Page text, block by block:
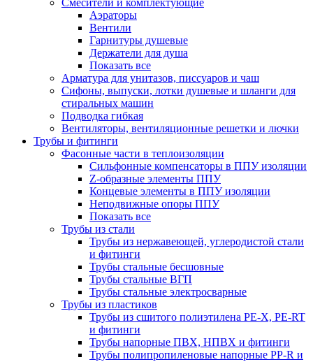
Смесители и комплектующие
Аэраторы
Вентили
Гарнитуры душевые
Держатели для душа
Показать все
Арматура для унитазов, писсуаров и чаш
Сифоны, выпуски, лотки душевые и шланги для
стиральных машин
Подводка гибкая
Вентиляторы, вентиляционные решетки и лючки
Трубы и фитинги
Фасонные части в теплоизоляции
Cильфонные компенсаторы в ППУ изоляции
Z-образные элементы ППУ
Концевые элементы в ППУ изоляции
Неподвижные опоры ППУ
Показать все
Трубы из стали
Трубы из нержавеющей, углеродистой стали
и фитинги
Трубы стальные бесшовные
Трубы стальные ВГП
Трубы стальные электросварные
Трубы из пластиков
Трубы из сшитого полиэтилена PE-X, PE-RT
и фитинги
Трубы напорные ПВХ, НПВХ и фитинги
Трубы полипропиленовые напорные PP-R и